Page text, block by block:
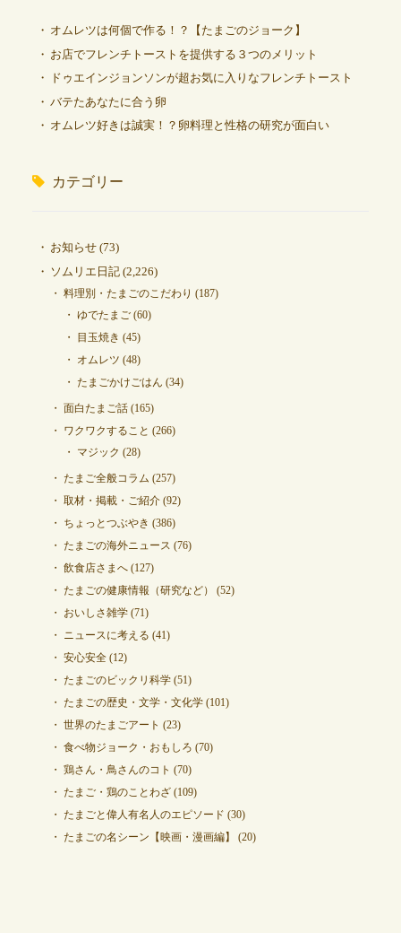
オムレツは何個で作る！？【たまごのジョーク】
お店でフレンチトーストを提供する３つのメリット
ドゥエインジョンソンが超お気に入りなフレンチトースト
バテたあなたに合う卵
オムレツ好きは誠実！？卵料理と性格の研究が面白い
カテゴリー
お知らせ(73)
ソムリエ日記(2,226)
料理別・たまごのこだわり (187)
ゆでたまご(60)
目玉焼き (45)
オムレツ (48)
たまごかけごはん (34)
面白たまご話(165)
ワクワクすること (266)
マジック (28)
たまご全般コラム (257)
取材・掲載・ご紹介(92)
ちょっとつぶやき (386)
たまごの海外ニュース (76)
飲食店さまへ(127)
たまごの健康情報（研究など）
(52)
おいしさ雑学(71)
ニュースに考える (41)
安心安全(12)
たまごのビックリ科学(51)
たまごの歴史・文学・文化学(101)
世界のたまごアート (23)
食べ物ジョーク・おもしろ (70)
鶏さん・鳥さんのコト (70)
たまご・鶏のことわざ(109)
たまごと偉人有名人のエピソード (30)
たまごの名シーン【映画・漫画編】
(20)